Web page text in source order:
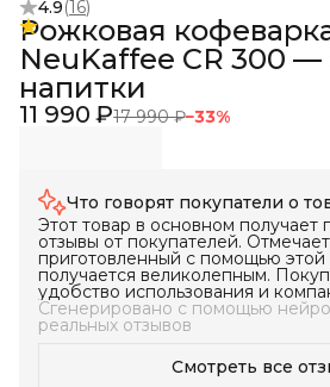
4.9(16)
Рожковая
NeuKaffee CR 300 —
напитки
11 990 ₽17 990 ₽−33%
Что говорят покупатели о
Этот товар в основном получает
отзывы от покупателей.
приготовленный с помощью
получается великолепным.
удобство использования и
делает этот товар идеальным
пространств. Качественные
использованные в производстве,
положительные отзывы. В целом,
рекомендуется для тех, кто
Сгенерировано с помощью
реальных отзывов
Смотреть все